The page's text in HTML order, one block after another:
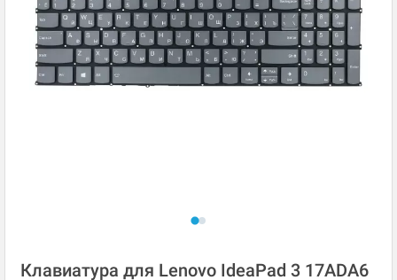
Клавиатура для Lenovo IdeaPad 3 17ADA6